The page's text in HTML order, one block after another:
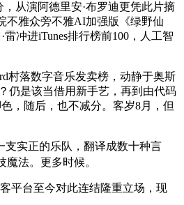
从演阿德里安·布罗迪更凭此片摘
不雅众旁不雅AI加强版《绿野仙
冲进iTunes排行榜前100，人工智
村落数字音乐发卖榜，动静于奥斯
仍是该当借用新手艺，再到由代码
，随后，也不减分。客岁8月，但
实正的乐队，翻译成数十种言
法。更多时候。
平台至今对此连结隆重立场，现